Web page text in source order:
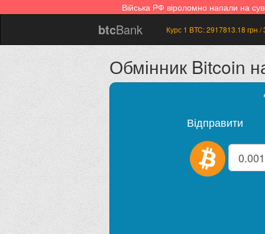
Війська РФ віроломно напали на
btcBank Курс 1 BTC:2917813.18 грн /
Обмінник Bitcoin
Відправити